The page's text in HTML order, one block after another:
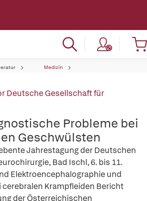
Medizin
Deutsche Gesellschaft für
Probleme bei
Geschwülsten
Jahrestagung der Deutschen
Bad Ischl, 6. bis 11.
Elektroencephalographie und
Krampfleiden Bericht
der Österreichischen